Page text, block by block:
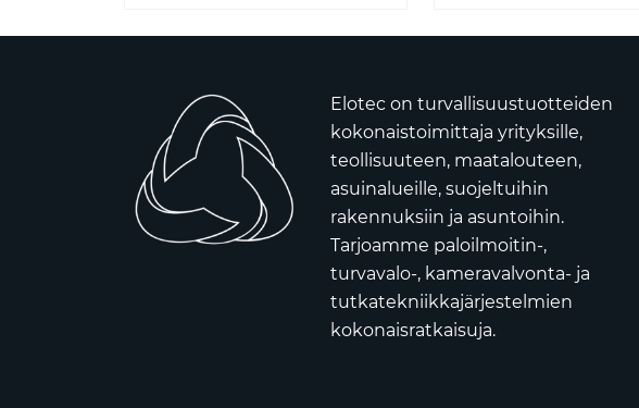
Elotec on turvallisuustuotteiden
kokonaistoimittaja yrityksille,
teollisuuteen, maatalouteen,
asuinalueille, suojeltuihin
rakennuksiin ja asuntoihin.
Tarjoamme paloilmoitin-,
turvavalo-, kameravalvonta- ja
tutkatekniikkajärjestelmien
kokonaisratkaisuja.